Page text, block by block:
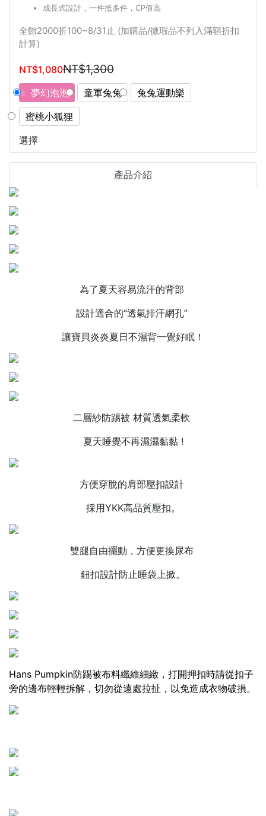
成長式設計，一件抵多件，CP值高
全館2000折100~8/31止 (加購品/微瑕品不列入滿額折扣
計算)
NT$1,080NT$1,300
夢幻泡泡 童軍兔兔
兔兔運動樂
蜜桃小狐狸
選擇
產品介紹
為了夏天容易流汗的背部
設計適合的“透氣排汗網孔”
讓寶貝炎炎夏日不濕背一覺好眠！
二層紗防踢被 材質透氣柔軟
夏天睡覺不再濕濕黏黏 !
方便穿脫的肩部壓扣設計
採用YKK高品質壓扣。
雙腿自由擺動，方便更換尿布
鈕扣設計防止睡袋上掀。
Hans Pumpkin防踢被布料纖維細緻，打開押扣時請從扣子
旁的邊布輕輕拆解，切勿從遠處拉扯，以免造成衣物破損。